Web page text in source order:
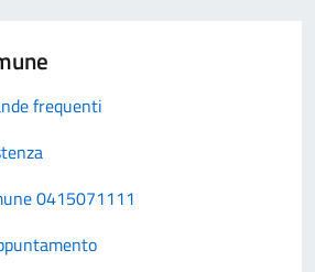
frequenti
0415071111